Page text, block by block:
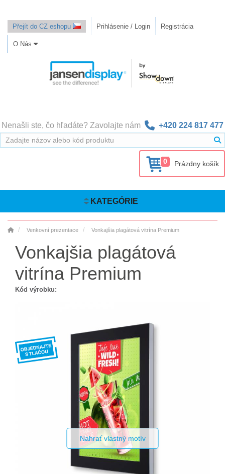
Přejít do CZ eshopu Prihlásenie / Login Registrácia
O Nás
Nenašli ste, čo hľadáte? Zavolajte nám +420 224 817 477
0 Prázdny košík
KATEGÓRIE
Venkovní prezentace Vonkajšia plagátová vitrína Premium
Vonkajšia plagátová
vitrína Premium
Kód výrobku:
Nahrať vlastný motív